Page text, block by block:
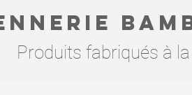
Produits fabriqués à